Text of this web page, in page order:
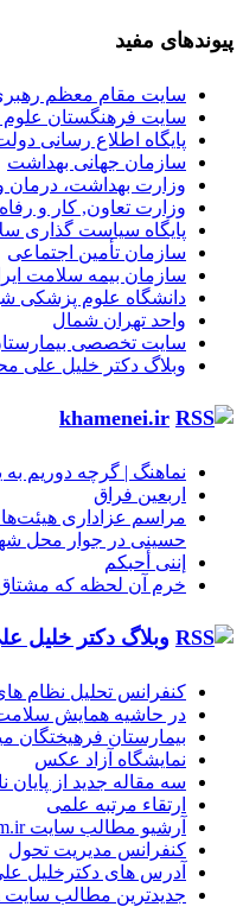
پیوندهای مفید
سایت مقام معظم
سایت فرهنگستان
پایگاه اطلاع رسانی
سازمان جهانی بهداشت
وزارت بهداشت،
وزارت تعاون, کار و
پایگاه سیاست گذاری
سازمان تأمین اجتماعی
سازمان بیمه سلامت
دانشگاه علوم پزشکی
واحد تهران شمال
سایت تخصصی
وبلاگ دکتر خلیل علی
khamenei.ir
نماهنگ |‌ گرچه دوریم به
اربعین فراق
مراسم عزاداری
حسینی در جوار محل
إننی أحبکم
خرم آن لحظه که مشتاق
وبلاگ دکتر خلیل
کنفرانس تحلیل نظام
در حاشیه همایش
بیمارستان فرهیختگان
نمایشگاه آزاد عکس
سه مقاله جدید از پایان
ارتقاء مرتبه علمی
آرشیو مطالب سایت hcsm.ir از 2022 تاکنون
کنفرانس مدیریت تحول
آدرس های دکترخلیل
جدیدترین مطالب سایت hcsm